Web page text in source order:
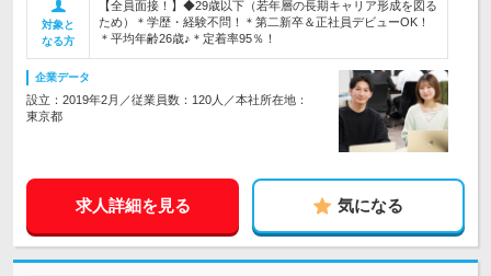
対象と
なる方
【全員面接！】◆29歳以下（若年層の長期キャリア形成を図る
ため）＊学歴・経験不問！＊第二新卒＆正社員デビューOK！
＊平均年齢26歳♪＊定着率95％！
企業データ
設立：2019年2月／従業員数：120人／本社所在地：
東京都
求人詳細を見る 気になる